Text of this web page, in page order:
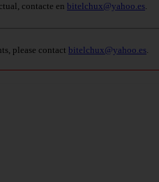
contacte en bitelchux@yahoo.es.
please contact bitelchux@yahoo.es.